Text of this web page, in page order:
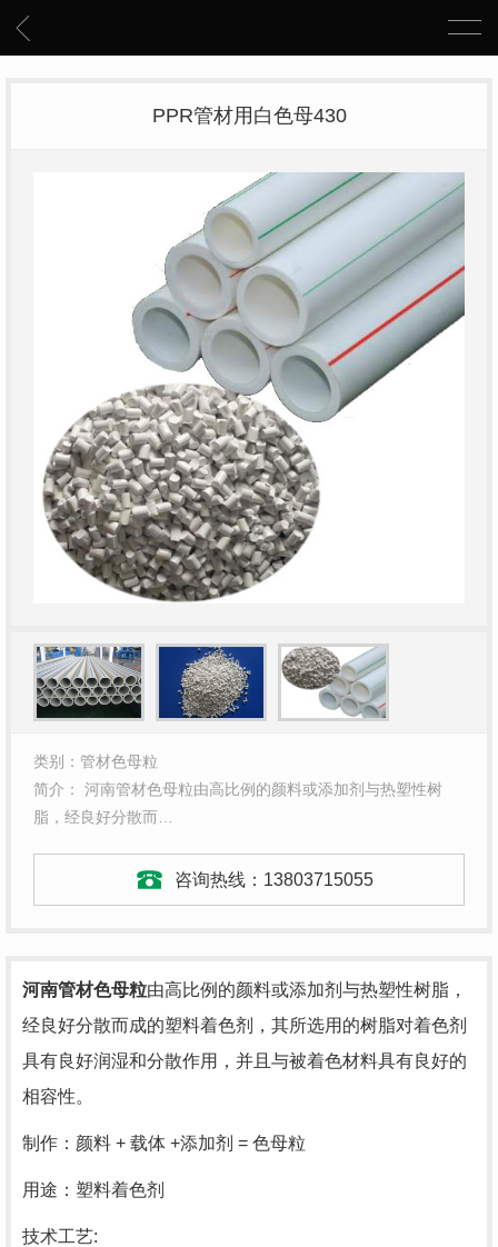
PPR管材用白色母430
类别：管材色母粒
简介： 河南管材色母粒由高比例的颜料或添加剂与热塑性树
脂，经良好分散而…
咨询热线： 13803715055
河南管材色母粒由高比例的颜料或添加剂与热塑性树脂，
经良好分散而成的塑料着色剂，其所选用的树脂对着色剂
具有良好润湿和分散作用，并且与被着色材料具有良好的
相容性。
制作：颜料 + 载体 +添加剂 = 色母粒
用途：塑料着色剂
技术工艺: